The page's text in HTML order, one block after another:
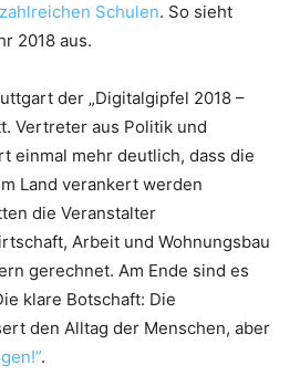
Schulen. So sieht
2018 aus.
der „Digitalgipfel 2018 –
Vertreter aus Politik und
einmal mehr deutlich, dass die
Land verankert werden
die Veranstalter
Arbeit und Wohnungsbau
gerechnet. Am Ende sind es
klare Botschaft: Die
den Alltag der Menschen, aber
.